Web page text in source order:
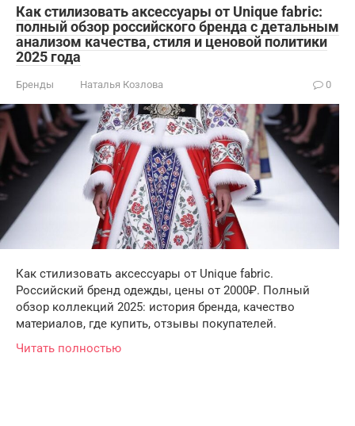
Как стилизовать аксессуары от Unique fabric:
полный обзор российского бренда с детальным
анализом качества, стиля и ценовой политики
2025 года
Бренды Наталья Козлова 0
Как стилизовать аксессуары от Unique fabric.
Российский бренд одежды, цены от 2000₽. Полный
обзор коллекций 2025: история бренда, качество
материалов, где купить, отзывы покупателей.
Читать полностью